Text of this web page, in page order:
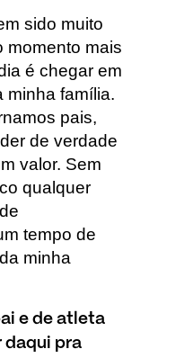
sido muito
momento mais
é chegar em
minha família.
pais,
de verdade
valor. Sem
qualquer
tempo de
minha
e de atleta
daqui pra